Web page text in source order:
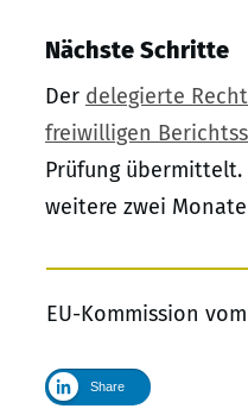
Nächste Schritte
Der delegierte
freiwilligen
Prüfung
weitere zwei
EU-Kommission
Share